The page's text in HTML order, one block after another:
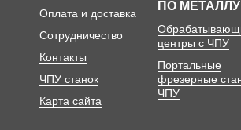
Оплата и доставка
Сотрудничество
Контакты
ЧПУ станок
Карта сайта
ПО МЕТАЛЛУ
центры с ЧПУ
Портальные
фрезерные
ЧПУ